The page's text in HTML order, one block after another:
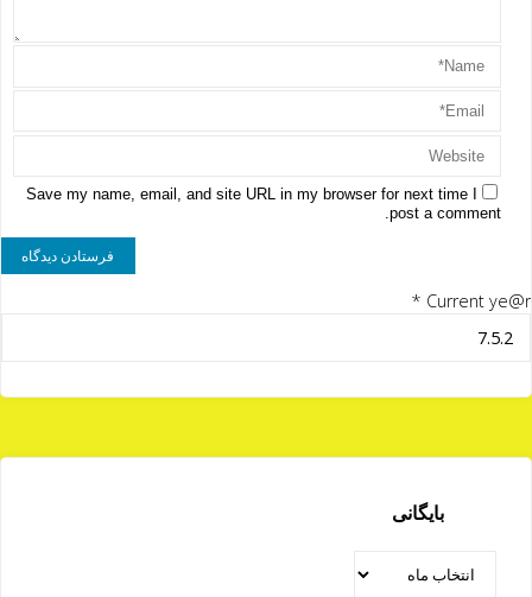
Save my name, email, and site URL in my browser for next time I
post a comment.
Current ye@r
*
بایگانی